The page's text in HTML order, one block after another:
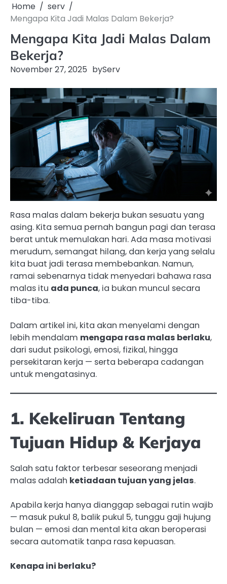
Home
serv
Mengapa Kita Jadi Malas Dalam Bekerja?
Mengapa Kita Jadi Malas Dalam
Bekerja?
November 27, 2025 byServ
Rasa malas dalam bekerja bukan sesuatu yang
asing. Kita semua pernah bangun pagi dan terasa
berat untuk memulakan hari. Ada masa motivasi
merudum, semangat hilang, dan kerja yang selalu
kita buat jadi terasa membebankan. Namun,
ramai sebenarnya tidak menyedari bahawa rasa
malas itu ada punca, ia bukan muncul secara
tiba-tiba.
Dalam artikel ini, kita akan menyelami dengan
lebih mendalam mengapa rasa malas berlaku,
dari sudut psikologi, emosi, fizikal, hingga
persekitaran kerja — serta beberapa cadangan
untuk mengatasinya.
1. Kekeliruan Tentang
Tujuan Hidup & Kerjaya
Salah satu faktor terbesar seseorang menjadi
malas adalah ketiadaan tujuan yang jelas.
Apabila kerja hanya dianggap sebagai rutin wajib
— masuk pukul 8, balik pukul 5, tunggu gaji hujung
bulan — emosi dan mental kita akan beroperasi
secara automatik tanpa rasa kepuasan.
Kenapa ini berlaku?